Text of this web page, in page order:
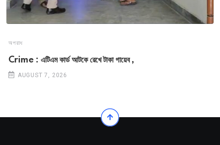
অপরাধ
Crime : এটিএম কার্ড আটকে রেখে টাকা গায়েব ,
AUGUST 7, 2026